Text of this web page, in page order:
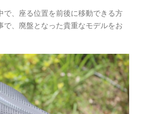
で、座る位置を前後に移動できる方
で、廃盤となった貴重なモデルをお